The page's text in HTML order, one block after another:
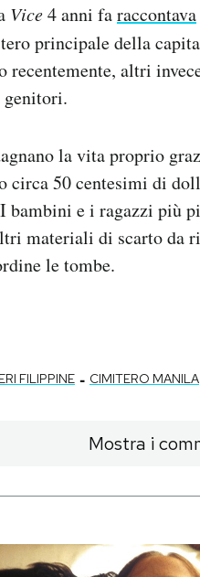
Vice4 anni faraccontava
principale della
recentemente, altri
genitori.
la vita proprio
circa 50 centesimi di
bambini e i ragazzi più
materiali di scarto da
le tombe.
FILIPPINE - CIMITERO MANILA
Mostra i